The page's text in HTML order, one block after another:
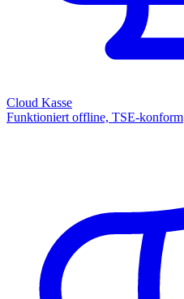
Cloud Kasse
Funktioniert offline, TSE-konform